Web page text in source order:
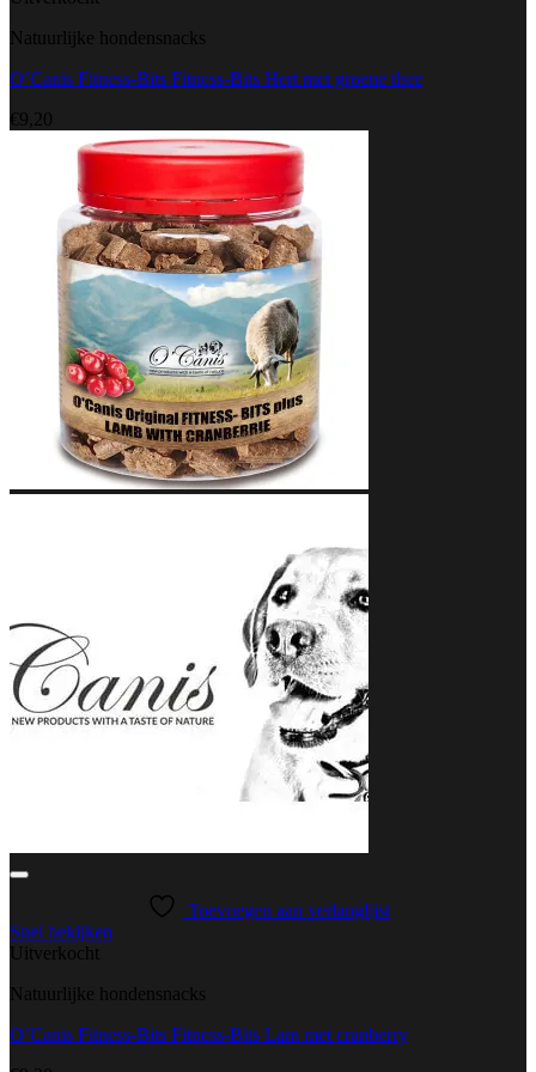
Natuurlijke hondensnacks
O’Canis Fitness-Bits Fitness-Bits Hert met groene thee
€ 9,20
Toevoegen aan verlanglijst
Snel bekijken
Uitverkocht
Natuurlijke hondensnacks
O’Canis Fitness-Bits Fitness-Bits Lam met cranberry